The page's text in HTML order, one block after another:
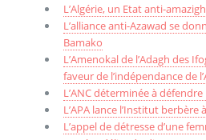
L’Algérie, un Etat anti-
L’alliance anti-Azawad se
Bamako
L’Amenokal de l’Adagh des
faveur de l’indépendance de
L’ANC déterminée à
L’APA lance l’Institut berbère
L’appel de détresse d’une